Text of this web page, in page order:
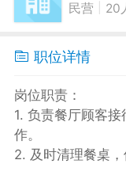
民营 20
职位详情
岗位职责：
1. 负责餐厅顾客
作。
2. 及时清理餐桌，